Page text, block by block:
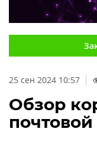
обзоры
О
проекте
CNews
25 сен 2024 10:57
Обзор